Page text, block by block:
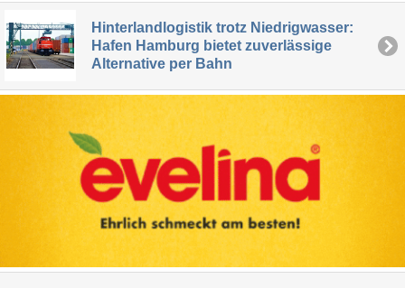
Hinterlandlogistik trotz Niedrigwasser:
Hafen Hamburg bietet zuverlässige
Alternative per Bahn